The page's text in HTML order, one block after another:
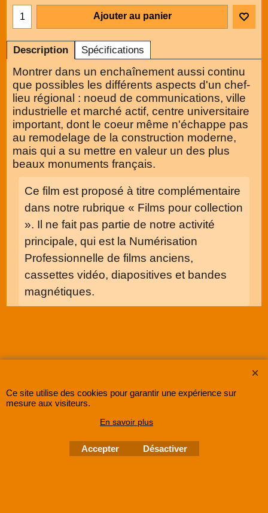
Ajouter au panier
Description Spécifications
Montrer dans un enchaînement aussi continu
que possibles les différents aspects d'un chef-
lieu régional : noeud de communications, ville
industrielle et marché actif, centre universitaire
important, dont le coeur même n'échappe pas
au remodelage de la construction moderne,
mais qui a su mettre en valeur un des plus
beaux monuments français.
Ce film est proposé à titre complémentaire
dans notre rubrique « Films pour collection
». Il ne fait pas partie de notre activité
principale, qui est la Numérisation
Professionnelle de films anciens,
cassettes vidéo, diapositives et bandes
magnétiques.
Sociétés sous le numéro48285533500030 RCS Lille
Ce site utilise des cookies pour garantir une expérience sur
mesure aux visiteurs.
En savoir plus
Accepter Désactiver